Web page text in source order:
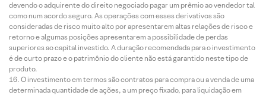
devendo o adquirente do direito negociado pagar um prêmio ao vendedor tal
como num acordo seguro. As operações com esses derivativos são
consideradas de risco muito alto por apresentarem altas relações de risco e
retorno e algumas posições apresentarem a possibilidade de perdas
superiores ao capital investido. A duração recomendada para o investimento
é de curto prazo e o patrimônio do cliente não está garantido neste tipo de
produto.
O investimento em termos são contratos para compra ou a venda de uma
determinada quantidade de ações, a um preço fixado, para liquidação em